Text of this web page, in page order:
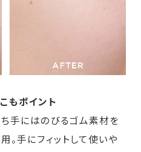
もポイント
手にはのびるゴム素材を
。手にフィットして使いや